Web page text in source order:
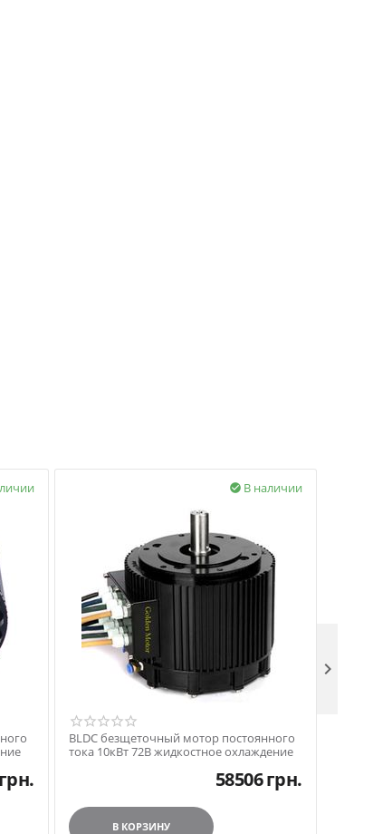
грн.
В наличии

BLDC безщеточный мотор постоянного
тока 10кВт 72В жидкостное охлаждение
58506грн.
В КОРЗИНУ
